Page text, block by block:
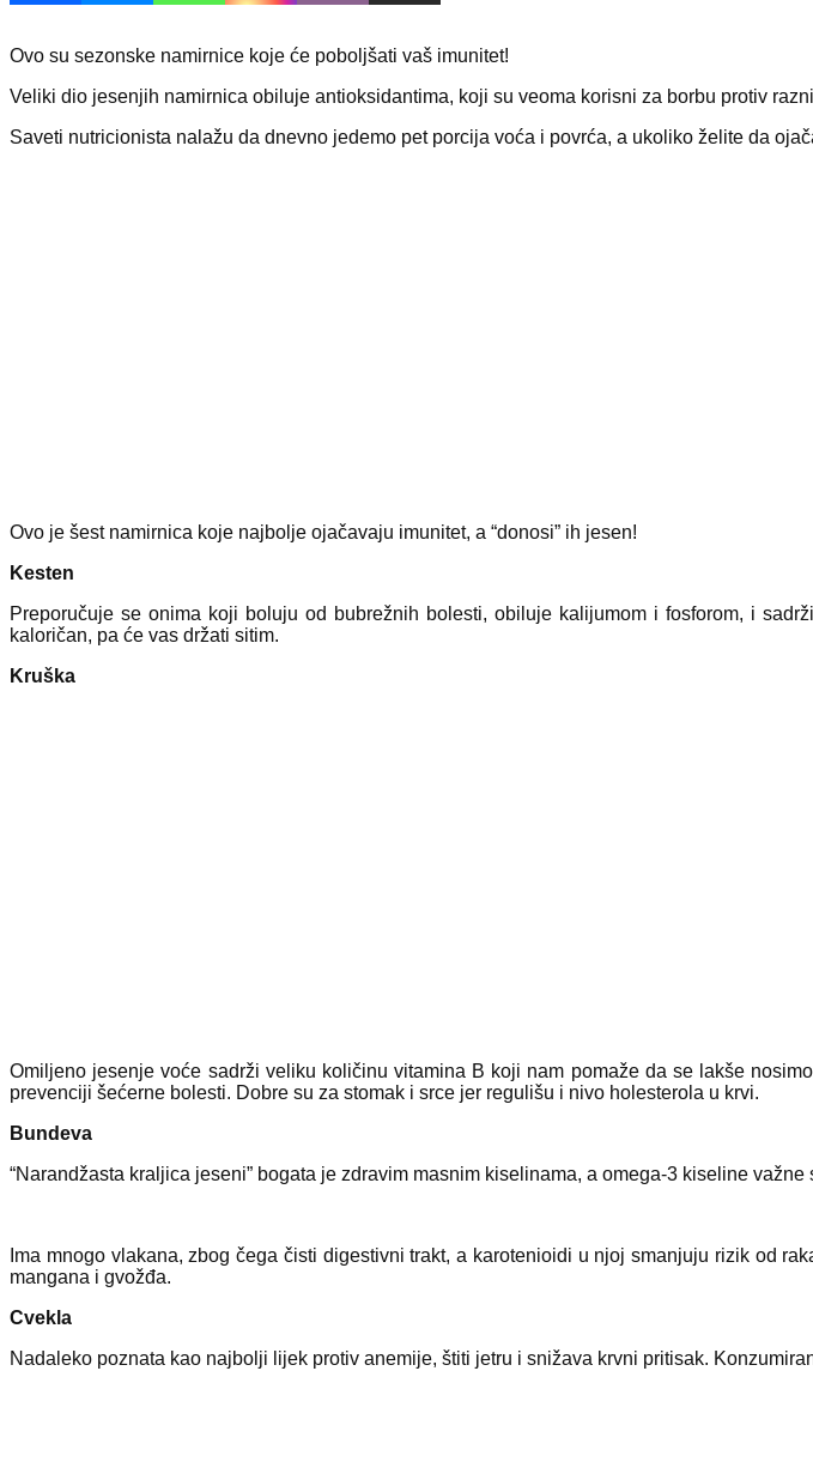
Ovo su sezonske namirnice koje će poboljšati vaš imunitet!
Veliki dio jesenjih namirnica obiluje antioksidantima, koji su veoma korisni za borbu protiv
Saveti nutricionista nalažu da dnevno jedemo pet porcija voća i povrća, a ukoliko želite da
Ovo je šest namirnica koje najbolje ojačavaju imunitet, a “donosi” ih jesen!
Kesten
Preporučuje se onima koji boluju od bubrežnih bolesti, obiluje kalijumom i fosforom, i
kaloričan, pa će vas držati sitim.
Kruška
Omiljeno jesenje voće sadrži veliku količinu vitamina B koji nam pomaže da se lakše
prevenciji šećerne bolesti. Dobre su za stomak i srce jer regulišu i nivo holesterola u krvi.
Bundeva
“Narandžasta kraljica jeseni” bogata je zdravim masnim kiselinama, a omega-3 kiseline
Ima mnogo vlakana, zbog čega čisti digestivni trakt, a karotenioidi u njoj smanjuju rizik od
mangana i gvožđa.
Cvekla
Nadaleko poznata kao najbolji lijek protiv anemije, štiti jetru i snižava krvni pritisak.